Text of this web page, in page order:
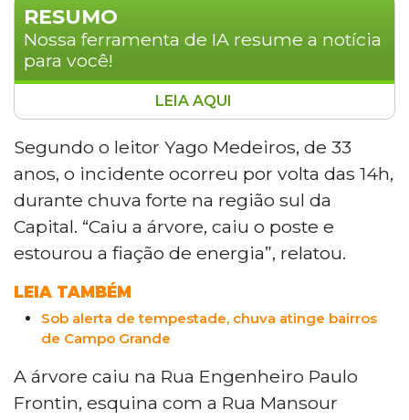
RESUMO
Nossa ferramenta de IA resume a notícia
para você!
Uma árvore caiu sobre a fiação de energia e
internet na Rua Engenheiro Paulo Frontin, no
Jardim Los Angeles, em Campo Grande, na
tarde desta terça-feira (7), durante forte
chuva. O incidente derrubou um poste e
interditou a via nos dois sentidos. A Energisa
informou que equipes foram acionadas e
normalizar o fornecimento. Motoristas devem
desviar pelas ruas Lauro Müller ou Luís de
Vasconcelos.
LEIA AQUI
Segundo o leitor Yago Medeiros, de 33
anos, o incidente ocorreu por volta das 14h,
durante chuva forte na região sul da
Capital. “Caiu a árvore, caiu o poste e
estourou a fiação de energia”, relatou.
LEIA TAMBÉM
Sob alerta de tempestade, chuva atinge bairros
de Campo Grande
A árvore caiu na Rua Engenheiro Paulo
Frontin, esquina com a Rua Mansour